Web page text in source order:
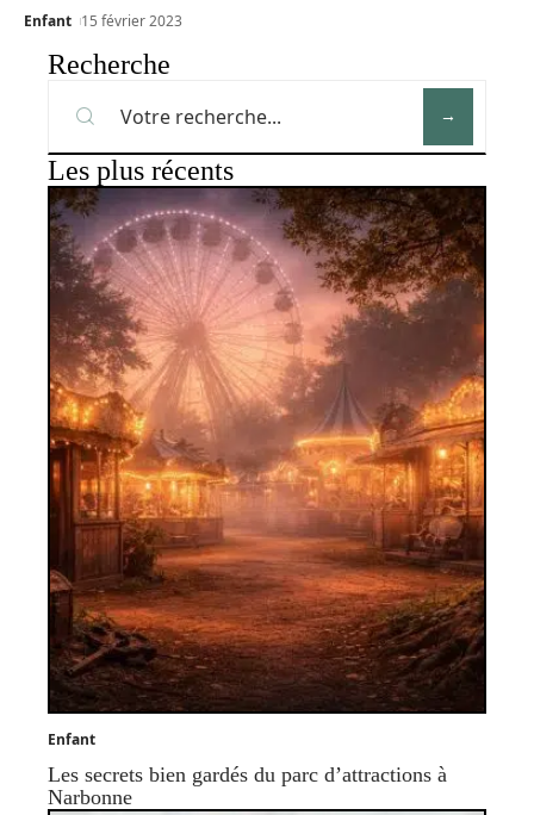
Enfant 15 février 2023
Recherche
Les plus récents
Enfant
Les secrets bien gardés du parc d’attractions à
Narbonne